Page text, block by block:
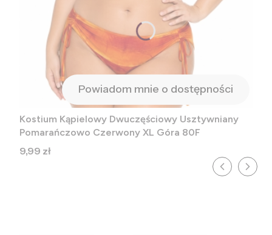
Powiadom mnie o dostępności
Kostium Kąpielowy Dwuczęściowy Usztywniany
Pomarańczowo Czerwony XL Góra 80F
Cena
9,99 zł